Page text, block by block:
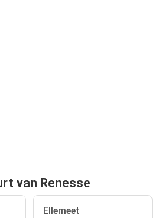
van Renesse
Ellemeet